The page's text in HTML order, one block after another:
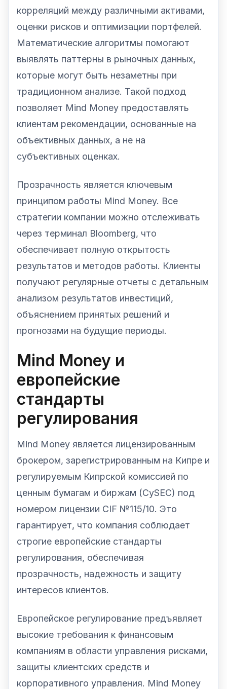
корреляций между различными активами,
оценки рисков и оптимизации портфелей.
Математические алгоритмы помогают
выявлять паттерны в рыночных данных,
которые могут быть незаметны при
традиционном анализе. Такой подход
позволяет Mind Money предоставлять
клиентам рекомендации, основанные на
объективных данных, а не на
субъективных оценках.
Прозрачность является ключевым
принципом работы Mind Money. Все
стратегии компании можно отслеживать
через терминал Bloomberg, что
обеспечивает полную открытость
результатов и методов работы. Клиенты
получают регулярные отчеты с детальным
анализом результатов инвестиций,
объяснением принятых решений и
прогнозами на будущие периоды.
Mind Money и
европейские
стандарты
регулирования
Mind Money является лицензированным
брокером, зарегистрированным на Кипре и
регулируемым Кипрской комиссией по
ценным бумагам и биржам (CySEC) под
номером лицензии CIF №115/10. Это
гарантирует, что компания соблюдает
строгие европейские стандарты
регулирования, обеспечивая
прозрачность, надежность и защиту
интересов клиентов.
Европейское регулирование предъявляет
высокие требования к финансовым
компаниям в области управления рисками,
защиты клиентских средств и
корпоративного управления. Mind Money